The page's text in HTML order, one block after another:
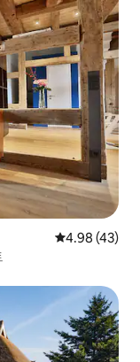
평점 4.98점(5
4.98 (43)